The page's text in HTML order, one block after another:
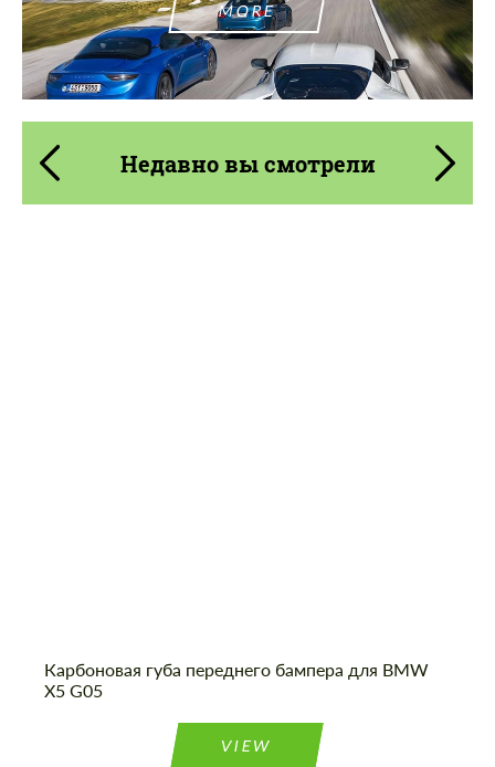
MORE
Недавно вы смотрели
Карбоновая губа переднего бампера для BMW
X5 G05
VIEW
Заказать обратный звонок